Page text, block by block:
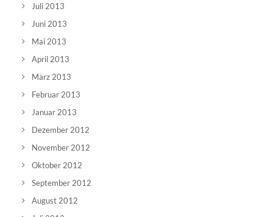
Juli 2013
Juni 2013
Mai 2013
April 2013
März 2013
Februar 2013
Januar 2013
Dezember 2012
November 2012
Oktober 2012
September 2012
August 2012